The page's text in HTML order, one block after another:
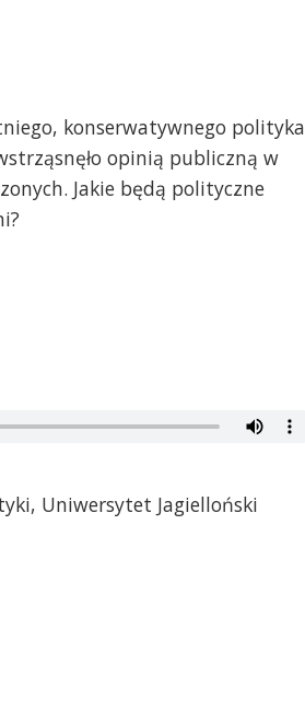
konserwatywnego polityka
opinią publiczną w
Jakie będą polityczne
Uniwersytet Jagielloński